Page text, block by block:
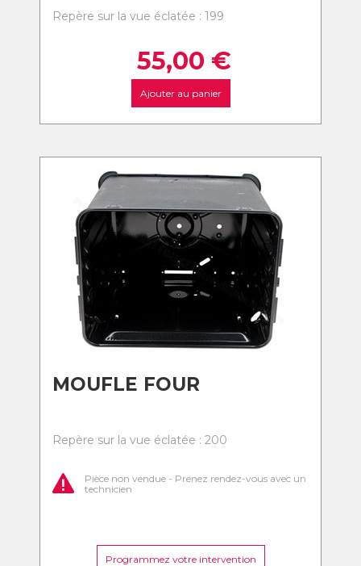
Repère sur la vue éclatée : 199
55,00 €
Ajouter au panier
MOUFLE FOUR
Repère sur la vue éclatée : 200
Pièce non vendue - Prenez rendez-vous avec un
technicien
Programmez votre intervention